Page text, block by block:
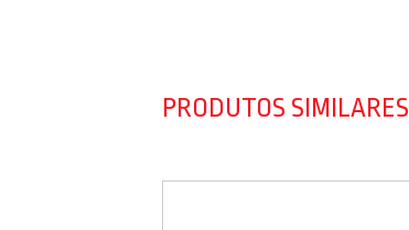
PRODUTOS SIMILARES